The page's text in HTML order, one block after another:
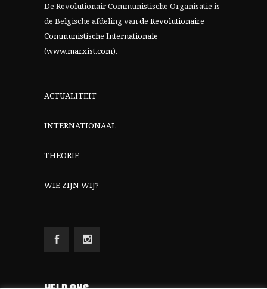
De Revolutionair Communistische Organisatie is
de Belgische afdeling vande Revolutionaire
Communistische Internationale
(www.marxist.com).
ACTUALITEIT
INTERNATIONAAL
THEORIE
WIE ZIJN WIJ?